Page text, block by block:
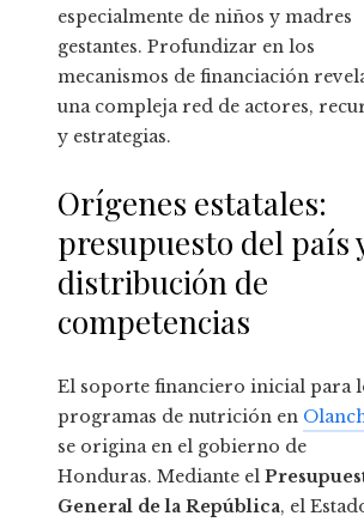
especialmente de niños y madres
gestantes. Profundizar en los
mecanismos de financiación
una compleja red de actores,
y estrategias.
Orígenes estatales:
presupuesto del país
distribución de
competencias
El soporte financiero inicial para
programas de nutrición en
se origina en el gobierno de
Honduras. Mediante el
General de la República, el